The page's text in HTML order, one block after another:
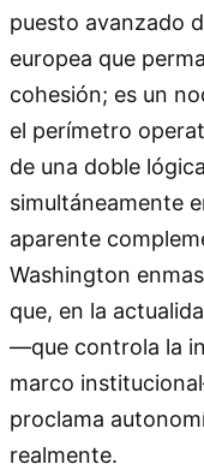
puesto avanzado
europea que
cohesión; es un
el perímetro
de una doble
simultáneamente
aparente
Washington
que, en la
—que controla la
marco
proclama
realmente.